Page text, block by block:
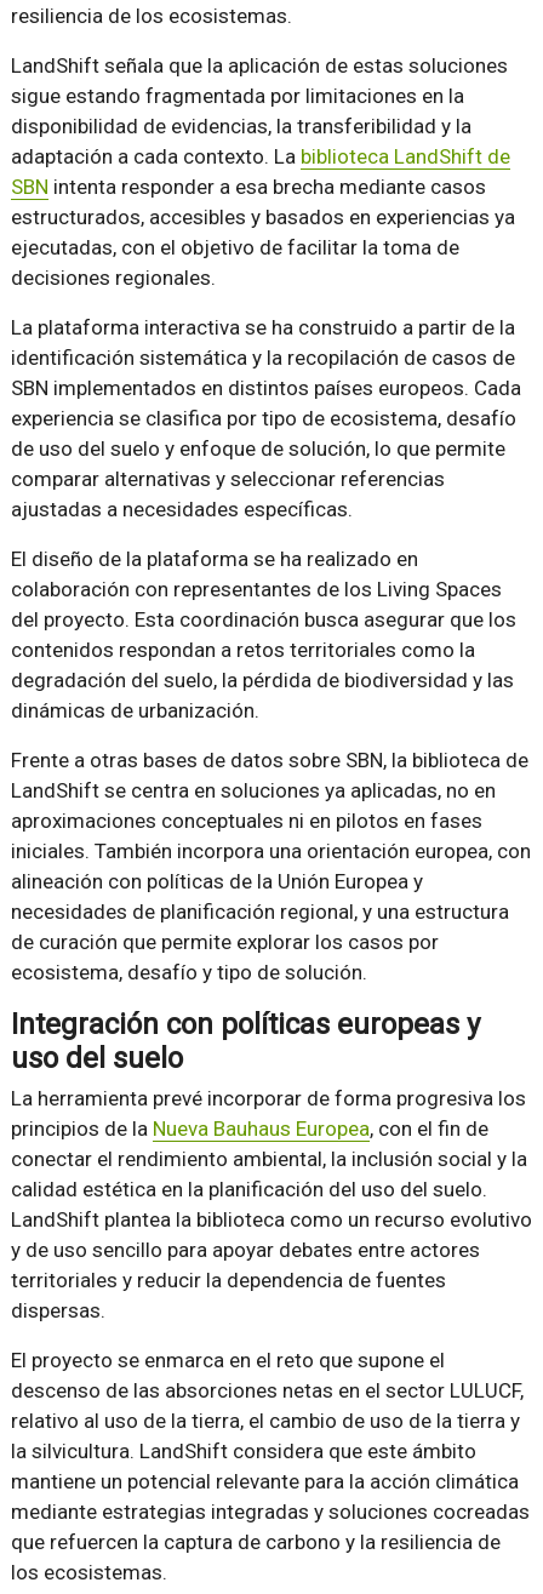
resiliencia de los ecosistemas.
LandShift señala que la aplicación de estas soluciones
sigue estando fragmentada por limitaciones en la
disponibilidad de evidencias, la transferibilidad y la
adaptación a cada contexto. La biblioteca LandShift de
SBN intenta responder a esa brecha mediante casos
estructurados, accesibles y basados en experiencias ya
ejecutadas, con el objetivo de facilitar la toma de
decisiones regionales.
La plataforma interactiva se ha construido a partir de la
identificación sistemática y la recopilación de casos de
SBN implementados en distintos países europeos. Cada
experiencia se clasifica por tipo de ecosistema, desafío
de uso del suelo y enfoque de solución, lo que permite
comparar alternativas y seleccionar referencias
ajustadas a necesidades específicas.
El diseño de la plataforma se ha realizado en
colaboración con representantes de los Living Spaces
del proyecto. Esta coordinación busca asegurar que los
contenidos respondan a retos territoriales como la
degradación del suelo, la pérdida de biodiversidad y las
dinámicas de urbanización.
Frente a otras bases de datos sobre SBN, la biblioteca de
LandShift se centra en soluciones ya aplicadas, no en
aproximaciones conceptuales ni en pilotos en fases
iniciales. También incorpora una orientación europea, con
alineación con políticas de la Unión Europea y
necesidades de planificación regional, y una estructura
de curación que permite explorar los casos por
ecosistema, desafío y tipo de solución.
Integración con políticas europeas y
uso del suelo
La herramienta prevé incorporar de forma progresiva los
principios de la Nueva Bauhaus Europea, con el fin de
conectar el rendimiento ambiental, la inclusión social y la
calidad estética en la planificación del uso del suelo.
LandShift plantea la biblioteca como un recurso evolutivo
y de uso sencillo para apoyar debates entre actores
territoriales y reducir la dependencia de fuentes
dispersas.
El proyecto se enmarca en el reto que supone el
descenso de las absorciones netas en el sector LULUCF,
relativo al uso de la tierra, el cambio de uso de la tierra y
la silvicultura. LandShift considera que este ámbito
mantiene un potencial relevante para la acción climática
mediante estrategias integradas y soluciones cocreadas
que refuercen la captura de carbono y la resiliencia de
los ecosistemas.